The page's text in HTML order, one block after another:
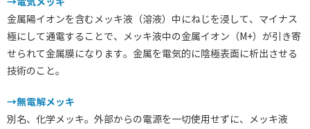
金属陽イオンを含むメッキ液（溶液）中にねじを浸して、マイナス
極にして通電することで、メッキ液中の金属イオン（M+）が引き寄
せられて金属膜になります。金属を電気的に陰極表面に析出させる
技術のこと。
→無電解メッキ
別名、化学メッキ。外部からの電源を一切使用せずに、メッキ液